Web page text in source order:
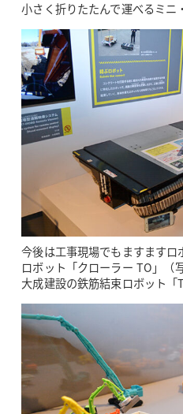
小さく折りたたんで運べるミニ
今後は工事現場でもますます
ロボット「クローラー TO」（
大成建設の鉄筋結束ロボット「